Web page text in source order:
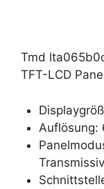
Tmd
TFT-LCD
Auflösung: